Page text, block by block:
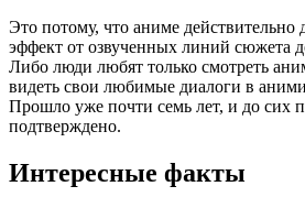
Это потому, что аниме действительно
эффект от озвученных линий сюжета
Либо люди любят только смотреть
видеть свои любимые диалоги в
Прошло уже почти семь лет, и до сих
подтверждено.
Интересные факты